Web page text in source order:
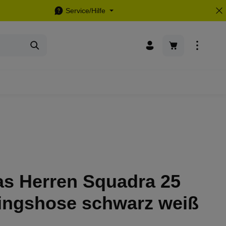
Service/Hilfe
Warenkorb
Herren Squadra 25
schwarz weiß